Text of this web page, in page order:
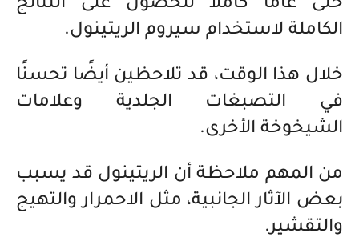
حتى عامًا كاملاً للحصول على النتائج
الكاملة لاستخدام سيروم الريتينول.
خلال هذا الوقت، قد تلاحظين أيضًا تحسنًا
في التصبغات الجلدية وعلامات
الشيخوخة الأخرى.
من المهم ملاحظة أن الريتينول قد يسبب
بعض الآثار الجانبية، مثل الاحمرار والتهيج
والتقشير.